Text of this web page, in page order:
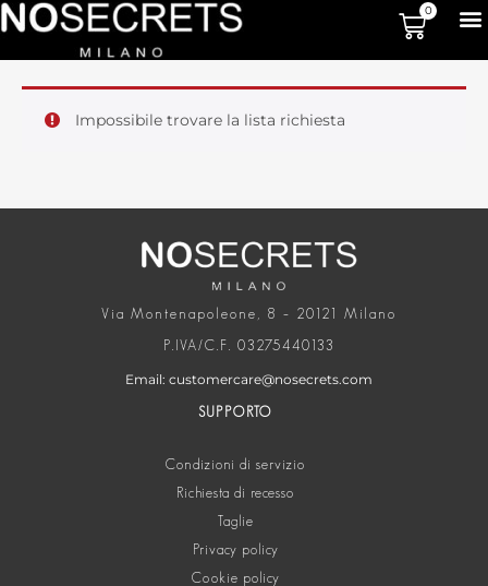
0
Impossibile trovare la lista richiesta
Via Montenapoleone, 8 – 20121 Milano
P.IVA/C.F. 03275440133
Email: customercare@nosecrets.com
SUPPORTO
Condizioni di servizio
Richiesta di recesso
Taglie
Privacy policy
Cookie policy